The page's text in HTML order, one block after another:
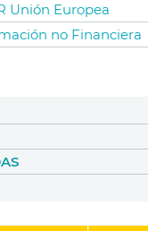
Unión Europea
no Financiera